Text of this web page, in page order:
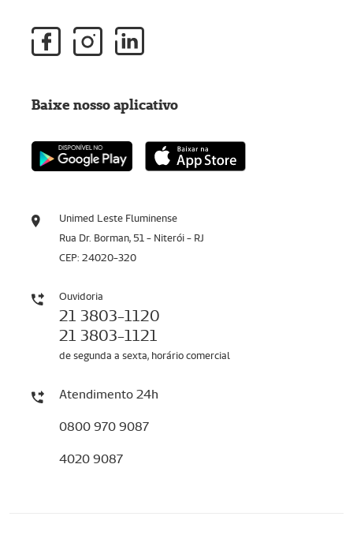
Unimed Leste Fluminense
Rua Dr. Borman, 51 - Niterói - RJ
CEP: 24020-320
Ouvidoria
21 3803-1120
21 3803-1121
de segunda a sexta, horário comercial
Atendimento 24h
0800 970 9087
4020 9087
Baixe nosso aplicativo